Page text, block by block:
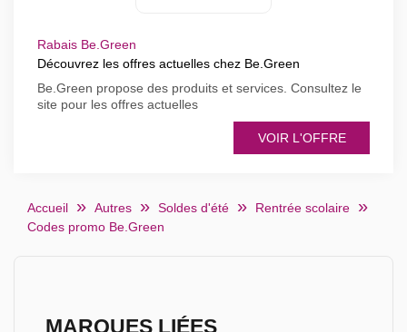
Rabais Be.Green
Découvrez les offres actuelles chez Be.Green
Be.Green propose des produits et services. Consultez le
site pour les offres actuelles
VOIR L'OFFRE
Accueil Autres Soldes d'été
Rentrée scolaire
Codes promo Be.Green
MARQUES LIÉES